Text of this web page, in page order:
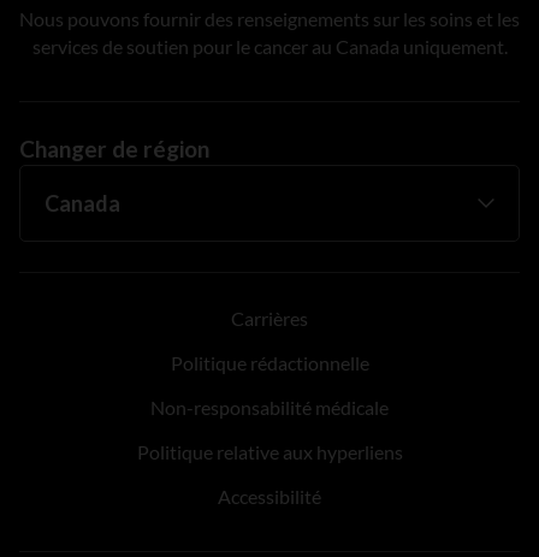
Nous pouvons fournir des renseignements sur les soins et les
services de soutien pour le cancer au Canada uniquement.
Changer de région
Carrières
Politique rédactionnelle
Non-responsabilité médicale
Politique relative aux hyperliens
Accessibilité